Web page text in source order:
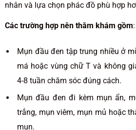
nhân và lựa chọn phác đồ phù hợp
Các trường hợp nên thăm khám gồm:
Mụn đầu đen tập trung nhiều ở
má hoặc vùng chữ T và không
4-8 tuần chăm sóc đúng cách.
Mụn đầu đen đi kèm mụn ẩn,
trắng, mụn viêm, mụn mủ hoặc
mụn.